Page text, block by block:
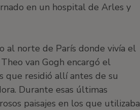
en un hospital de Arles y
al norte de París donde vivía el
van Gogh encargó el
que residió allí antes de su
Durante esas últimas
paisajes en los que utilizaba